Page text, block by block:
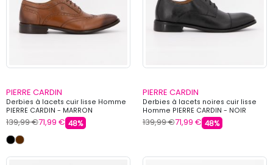
PIERRE CARDIN
Derbies à lacets cuir lisse Homme
PIERRE CARDIN - MARRON
139,99 €71,99 € 48%
PIERRE CARDIN
Derbies à lacets noires cuir lisse
Homme PIERRE CARDIN - NOIR
139,99 €71,99 € 48%